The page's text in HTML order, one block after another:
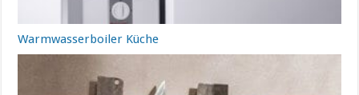
Warmwasserboiler Küche